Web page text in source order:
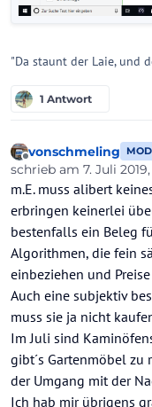
"Da staunt der Laie, und
1 Antwort
Offline
vonschmeling
schrieb am 7. Juli 2019,
zuletzt editiert von
m.E. muss alibert
erbringen keinerlei
bestenfalls ein Beleg
Algorithmen, die fein
einbeziehen und
Auch eine subjektiv
muss sie ja nicht
Im Juli sind
gibt´s Gartenmöbel zu
der Umgang mit der
Ich hab mir übrigens